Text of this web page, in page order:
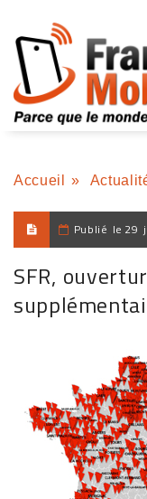
Accueil »
Publié le 29
SFR,